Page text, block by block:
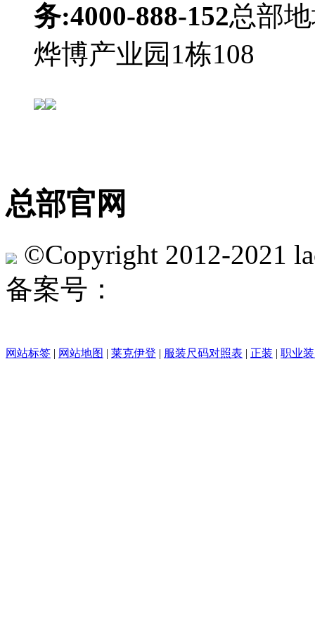
务:4000-888-152总部
烨博产业园1栋108
总部官网
©Copyright 2012-2021
备案号：
网站标签 | 网站地图 | 莱克伊登 | 服装尺码对照表 | 正装 | 职业